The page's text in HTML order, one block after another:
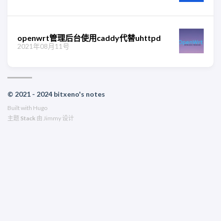
openwrt管理后台使用caddy代替uhttpd
2021年08月11号
© 2021 - 2024 bitxeno's notes
Built with Hugo
主题 Stack 由 Jimmy设计